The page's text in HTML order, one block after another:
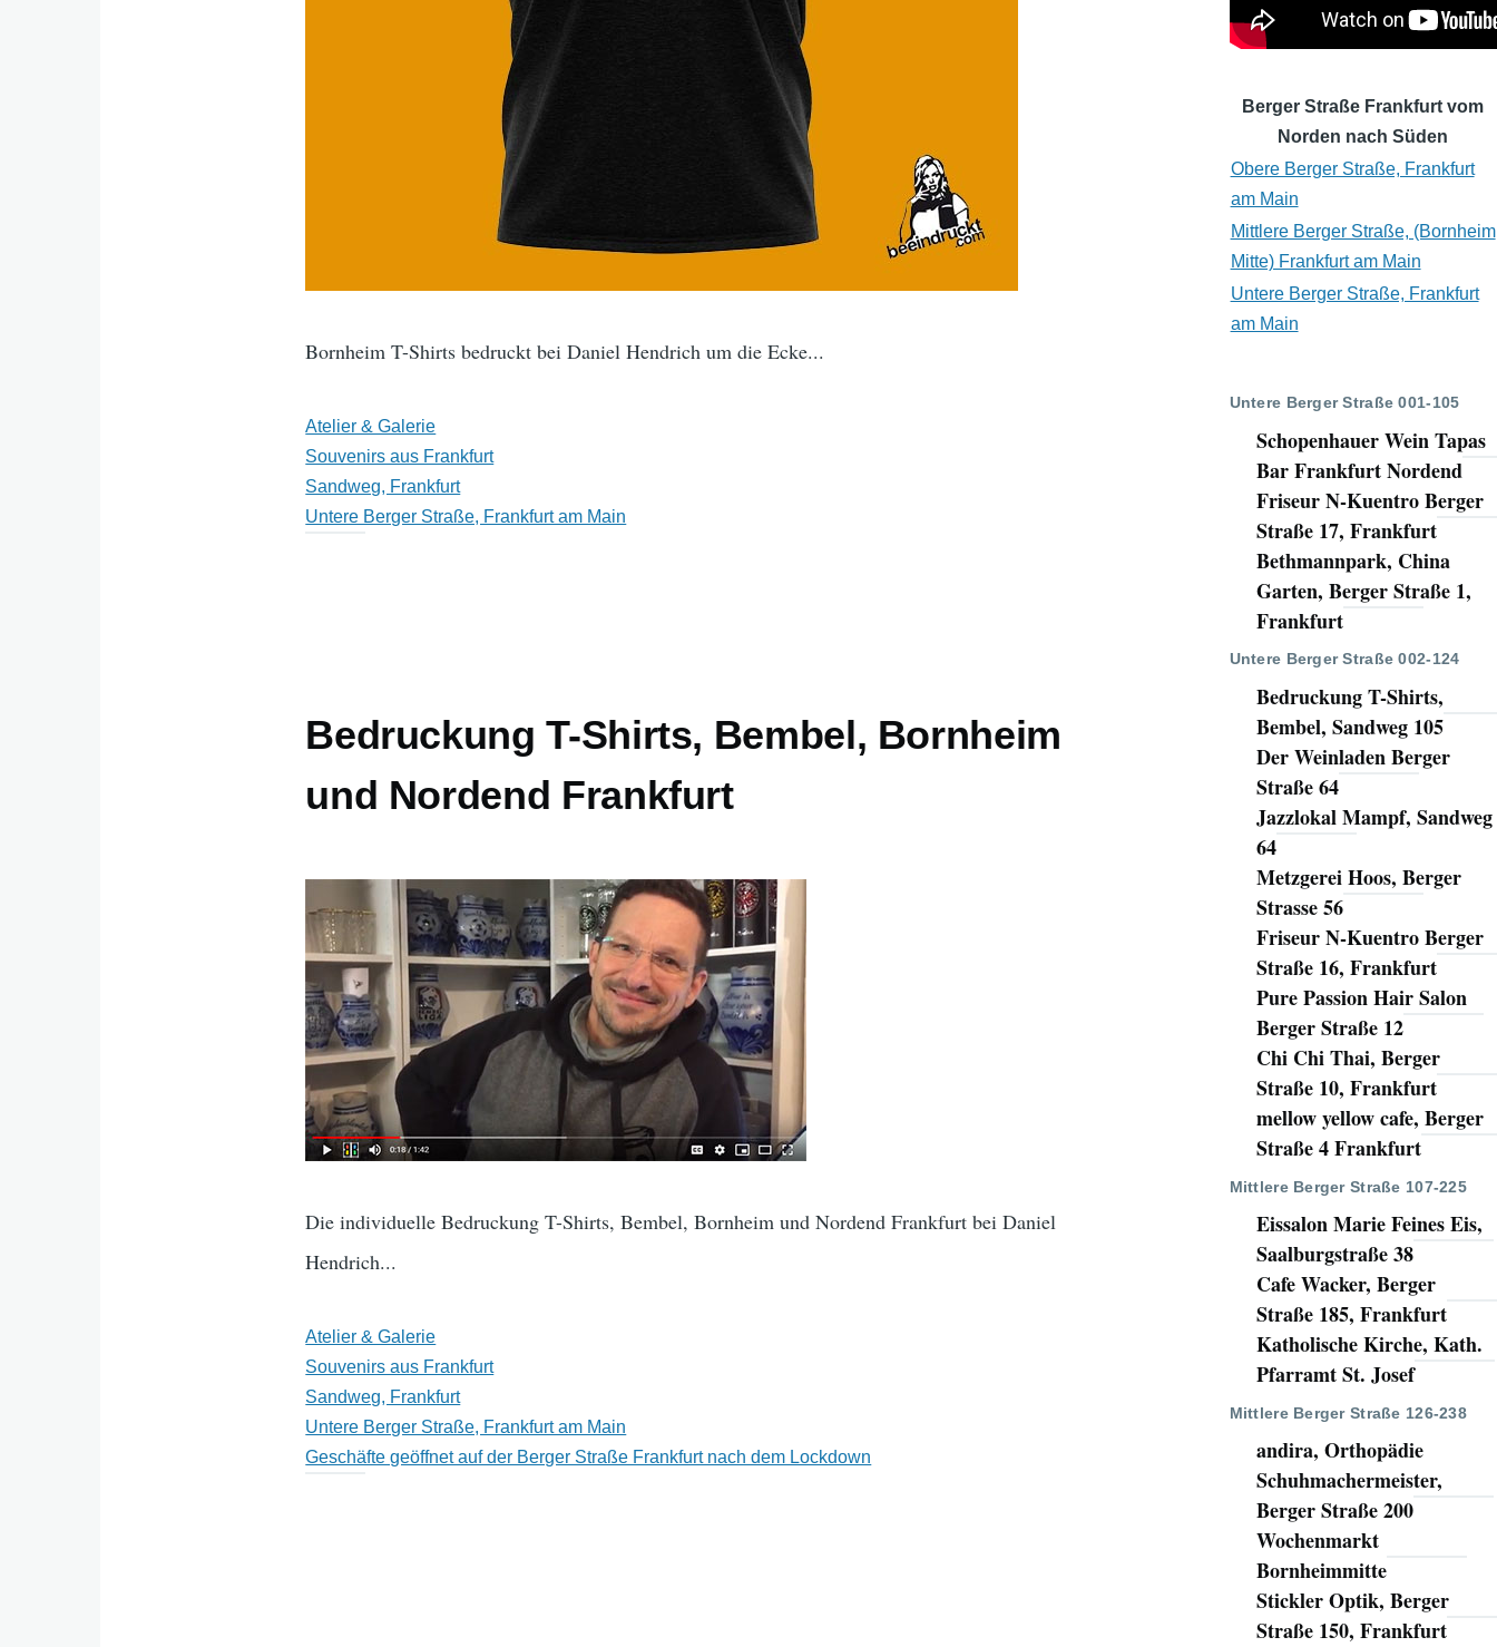
Bornheim T-Shirts bedruckt bei Daniel Hendrich um die Ecke...
Atelier & Galerie
Souvenirs aus Frankfurt
Sandweg, Frankfurt
Untere Berger Straße, Frankfurt am Main
Bedruckung T-Shirts, Bembel, Bornheim
und Nordend Frankfurt
Die individuelle Bedruckung T-Shirts, Bembel, Bornheim und Nordend Frankfurt bei Daniel
Hendrich...
Atelier & Galerie
Souvenirs aus Frankfurt
Sandweg, Frankfurt
Untere Berger Straße, Frankfurt am Main
Geschäfte geöffnet auf der Berger Straße Frankfurt nach dem Lockdown
Berger Straße Frankfurt vom
Norden nach Süden
Obere Berger Straße, Frankfurt
am Main
Mittlere Berger Straße, (Bornheim
Mitte) Frankfurt am Main
Untere Berger Straße, Frankfurt
am Main
Untere Berger Straße 001-105
Schopenhauer Wein Tapas
Bar Frankfurt Nordend
Friseur N-Kuentro Berger
Straße 17, Frankfurt
Bethmannpark, China
Garten, Berger Straße 1,
Frankfurt
Untere Berger Straße 002-124
Bedruckung T-Shirts,
Bembel, Sandweg 105
Der Weinladen Berger
Straße 64
Jazzlokal Mampf, Sandweg
64
Metzgerei Hoos, Berger
Strasse 56
Friseur N-Kuentro Berger
Straße 16, Frankfurt
Pure Passion Hair Salon
Berger Straße 12
Chi Chi Thai, Berger
Straße 10, Frankfurt
mellow yellow cafe, Berger
Straße 4 Frankfurt
Mittlere Berger Straße 107-225
Eissalon Marie Feines Eis,
Saalburgstraße 38
Cafe Wacker, Berger
Straße 185, Frankfurt
Katholische Kirche, Kath.
Pfarramt St. Josef
Mittlere Berger Straße 126-238
andira, Orthopädie
Schuhmachermeister,
Berger Straße 200
Wochenmarkt
Bornheimmitte
Stickler Optik, Berger
Straße 150, Frankfurt